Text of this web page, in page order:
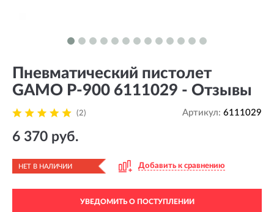
Пневматический пистолет
GAMO P-900 6111029 - Отзывы
(2) Артикул: 6111029
6 370 руб.
НЕТ В НАЛИЧИИ Добавить к сравнению
УВЕДОМИТЬ О ПОСТУПЛЕНИИ